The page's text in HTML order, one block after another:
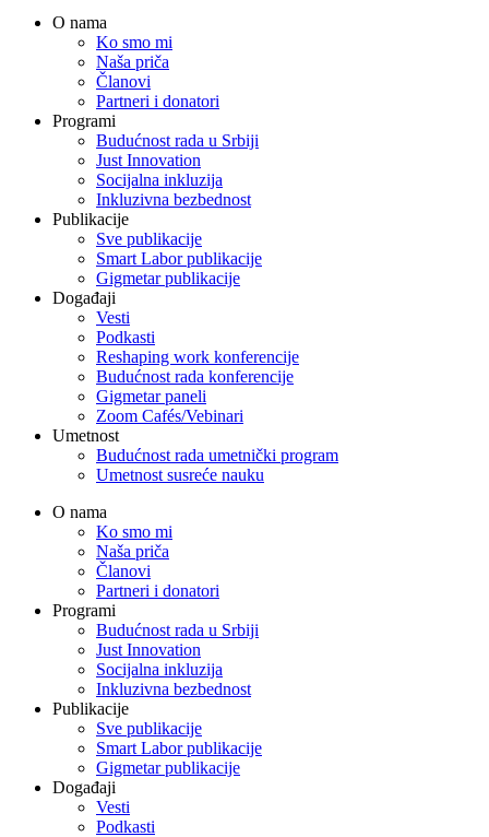
O nama
Ko smo mi
Naša priča
Članovi
Partneri i donatori
Programi
Budućnost rada u Srbiji
Just Innovation
Socijalna inkluzija
Inkluzivna bezbednost
Publikacije
Sve publikacije
Smart Labor publikacije
Gigmetar publikacije
Događaji
Vesti
Podkasti
Reshaping work konferencije
Budućnost rada konferencije
Gigmetar paneli
Zoom Cafés/Vebinari
Umetnost
Budućnost rada umetnički program
Umetnost susreće nauku
O nama
Ko smo mi
Naša priča
Članovi
Partneri i donatori
Programi
Budućnost rada u Srbiji
Just Innovation
Socijalna inkluzija
Inkluzivna bezbednost
Publikacije
Sve publikacije
Smart Labor publikacije
Gigmetar publikacije
Događaji
Vesti
Podkasti